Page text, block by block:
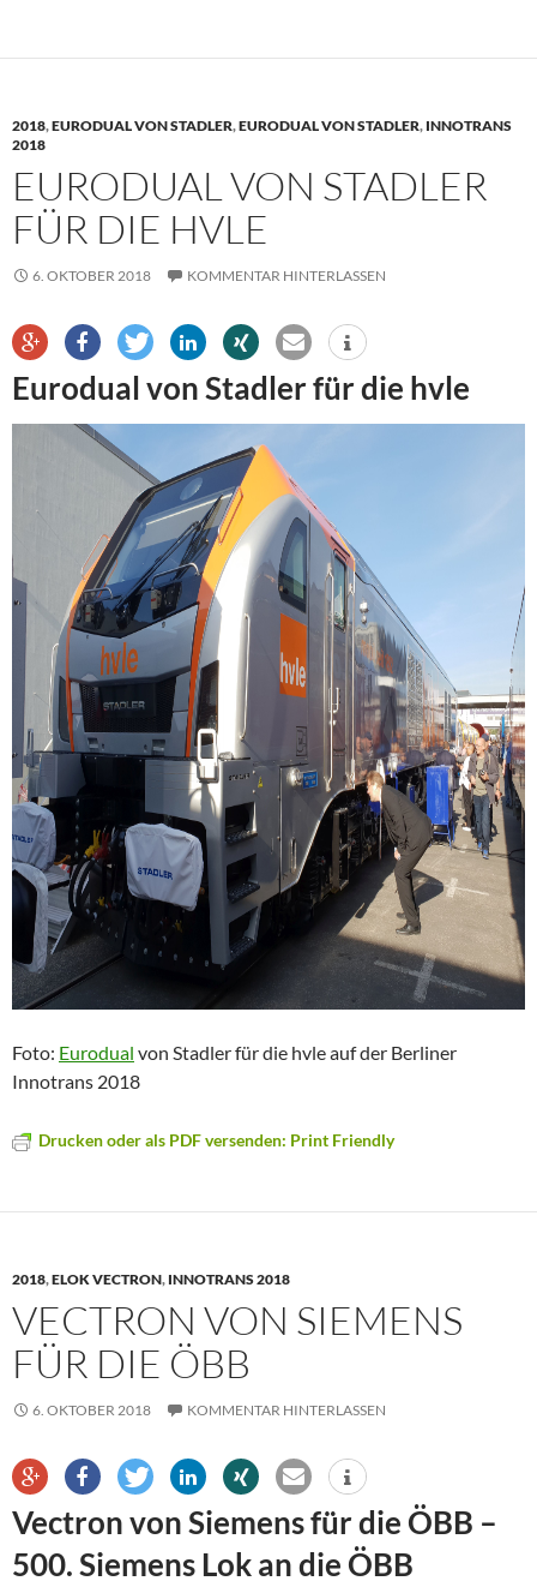
2018,EURODUAL VON STADLER,EURODUAL VON STADLER, INNOTRANS
2018
EURODUAL VON STADLER
FÜR DIE HVLE
6. OKTOBER 2018 KOMMENTAR HINTERLASSEN
Eurodual von Stadler für die hvle
Foto: Eurodual von Stadler für die hvle auf der Berliner
Innotrans 2018
Drucken oder als PDF versenden: Print Friendly
2018,ELOK VECTRON, INNOTRANS 2018
VECTRON VON SIEMENS
FÜR DIE ÖBB
6. OKTOBER 2018 KOMMENTAR HINTERLASSEN
Vectron von Siemens für die ÖBB –
500. Siemens Lok an die ÖBB